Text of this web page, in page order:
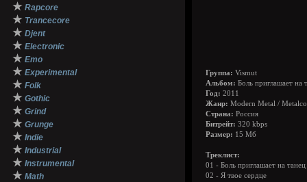
★ Rapcore
★ Trancecore
★ Djent
★ Electronic
★ Emo
★ Experimental
★ Folk
★ Gothic
★ Grind
★ Grunge
★ Indie
★ Industrial
★ Instrumental
★ Math
Группа: Vismut
Альбом: Боль приглашает на
Год: 2011
Жанр: Modern Metal /
Страна: Россия
Битрейт: 320 kbps
Размер: 15 Мб
Треклист:
01 - Боль приглашает на танец
02 - Я твое сердце